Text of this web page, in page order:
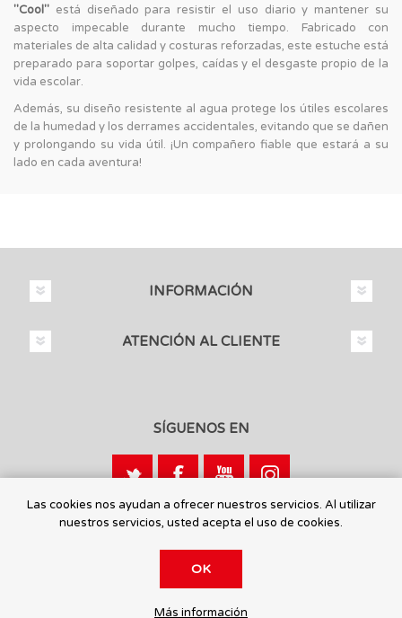
"Cool" está diseñado para resistir el uso diario y mantener su
aspecto impecable durante mucho tiempo. Fabricado con
materiales de alta calidad y costuras reforzadas, este estuche está
preparado para soportar golpes, caídas y el desgaste propio de la
vida escolar.
Además, su diseño resistente al agua protege los útiles escolares
de la humedad y los derrames accidentales, evitando que se dañen
y prolongando su vida útil. ¡Un compañero fiable que estará a su
lado en cada aventura!
INFORMACIÓN
ATENCIÓN AL CLIENTE
SÍGUENOS EN
Calle León, 1 - 03440 Ibi, Alicante
© 2026 Toysmaniatic.
Las cookies nos ayudan a ofrecer nuestros servicios. Al utilizar
nuestros servicios, usted acepta el uso de cookies.
OK
Más información